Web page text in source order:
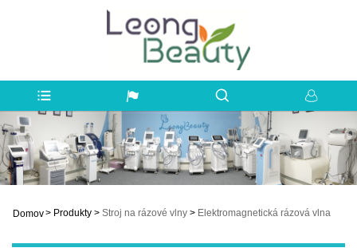
Domov> Produkty > Stroj na rázové vlny > Elektromagnetická rázová vlna